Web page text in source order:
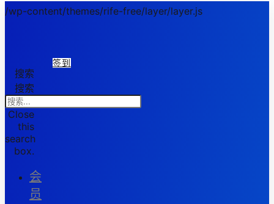
/wp-content/themes/rife-free/layer/layer.js
签到
搜索
搜索
Close
this
search
box.
会
员